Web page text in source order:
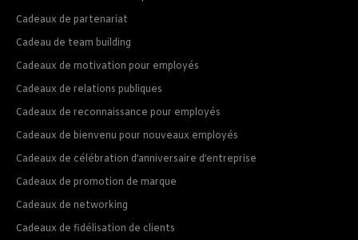
Cadeaux de partenariat
Cadeau de team building
Cadeaux de motivation pour employés
Cadeaux de relations publiques
Cadeaux de reconnaissance pour employés
Cadeaux de bienvenu pour nouveaux employés
Cadeaux de célébration d’anniversaire d’entreprise
Cadeaux de promotion de marque
Cadeaux de networking
Cadeaux de fidélisation de clients